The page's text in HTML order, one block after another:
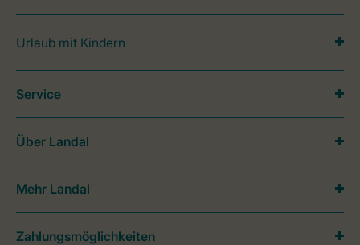
Urlaub mit Kindern
Service
Über Landal
Mehr Landal
Zahlungsmöglichkeiten